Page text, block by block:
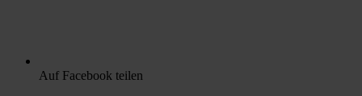
Auf Facebook teilen